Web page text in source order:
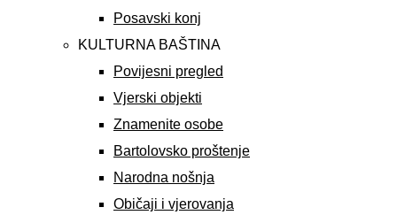
Posavski konj
KULTURNA BAŠTINA
Povijesni pregled
Vjerski objekti
Znamenite osobe
Bartolovsko proštenje
Narodna nošnja
Običaji i vjerovanja